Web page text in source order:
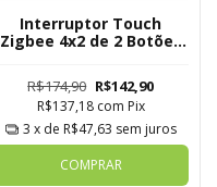
Interruptor Touch
Zigbee 4x2 de 2 Botões
R$174,90 R$142,90
R$137,18 com Pix
3 x de R$47,63 sem juros
COMPRAR